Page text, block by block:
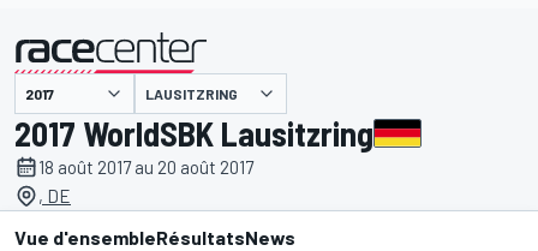
présenté par LAUSITZRING
2017 WorldSBK Lausitzring
18 août 2017 au 20 août 2017
, DE
Vue d'ensembleRésultatsNews